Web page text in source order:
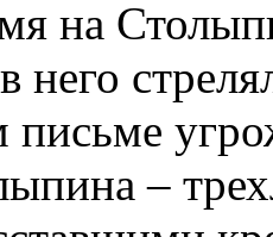
на
него
–